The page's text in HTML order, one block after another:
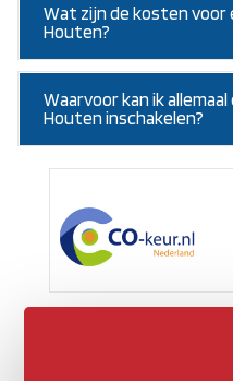
Wat zijn de kosten voor
Houten?
Waarvoor kan ik
Houten inschakelen?